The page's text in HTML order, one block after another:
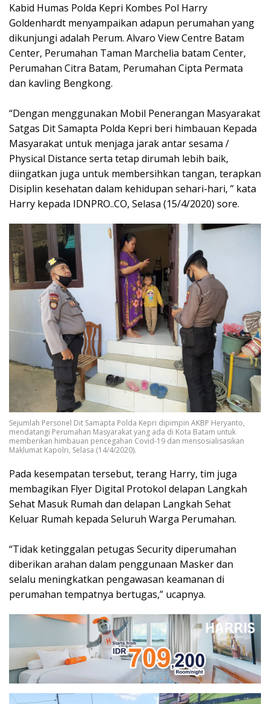
Kabid Humas Polda Kepri Kombes Pol Harry
Goldenhardt menyampaikan adapun perumahan yang
dikunjungi adalah Perum. Alvaro View Centre Batam
Center, Perumahan Taman Marchelia batam Center,
Perumahan Citra Batam, Perumahan Cipta Permata
dan kavling Bengkong.
“Dengan menggunakan Mobil Penerangan Masyarakat
Satgas Dit Samapta Polda Kepri beri himbauan Kepada
Masyarakat untuk menjaga jarak antar sesama /
Physical Distance serta tetap dirumah lebih baik,
diingatkan juga untuk membersihkan tangan, terapkan
Disiplin kesehatan dalam kehidupan sehari-hari, ” kata
Harry kepada IDNPRO..CO, Selasa (15/4/2020) sore.
Sejumlah Personel Dit Samapta Polda Kepri dipimpin AKBP Heryanto,
mendatangi Perumahan Masyarakat yang ada di Kota Batam untuk
memberikan himbauan pencegahan Covid-19 dan mensosialisasikan
Maklumat Kapolri, Selasa (14/4/2020).
Pada kesempatan tersebut, terang Harry, tim juga
membagikan Flyer Digital Protokol delapan Langkah
Sehat Masuk Rumah dan delapan Langkah Sehat
Keluar Rumah kepada Seluruh Warga Perumahan.
“Tidak ketinggalan petugas Security diperumahan
diberikan arahan dalam penggunaan Masker dan
selalu meningkatkan pengawasan keamanan di
perumahan tempatnya bertugas,” ucapnya.